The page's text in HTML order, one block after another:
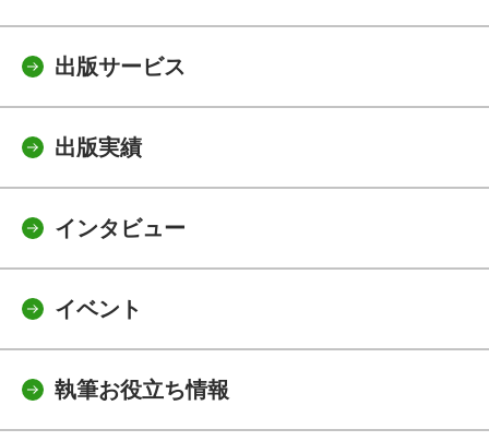
出版サービス
出版実績
インタビュー
イベント
執筆お役立ち情報